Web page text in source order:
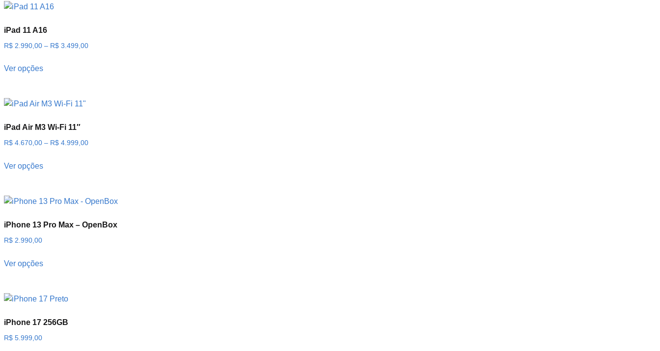
iPad 11 A16
R$ 2.990,00 – R$ 3.499,00
Ver opções
iPad Air M3 Wi-Fi 11″
R$ 4.670,00 – R$ 4.999,00
Ver opções
iPhone 13 Pro Max – OpenBox
R$ 2.990,00
Ver opções
iPhone 17 256GB
R$ 5.999,00